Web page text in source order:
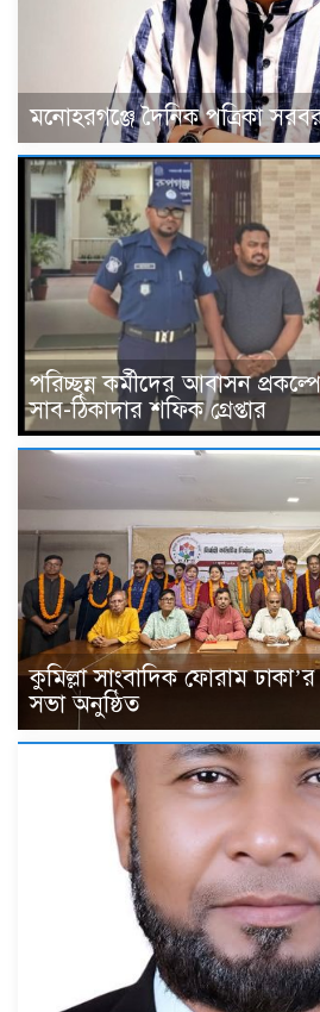
মনোহরগঞ্জে দৈনিক পত্রিকা
পরিচ্ছন্ন কর্মীদের আবাসন
সাব-ঠিকাদার শফিক গ্রেপ্তার
কুমিল্লা সাংবাদিক ফোরাম
সভা অনুষ্ঠিত